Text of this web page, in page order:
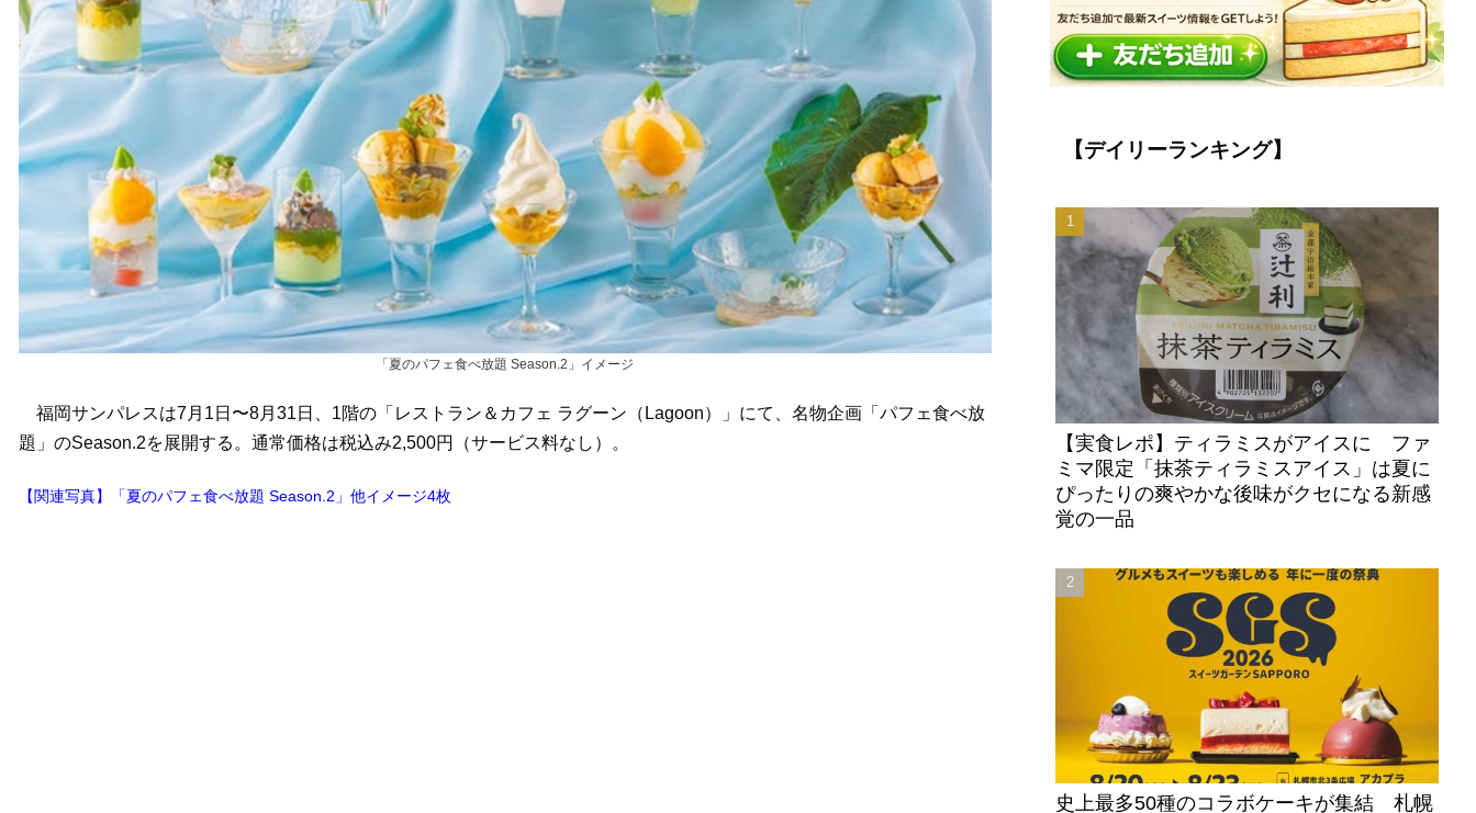
「夏のパフェ食べ放題 Season.2」イメージ
福岡サンパレスは7月1日〜8月31日、1階の「レストラン＆カフェ ラグーン（Lagoon）」にて、名物企画「パフェ食べ放
題」のSeason.2を展開する。通常価格は税込み2,500円（サービス料なし）。
【関連写真】「夏のパフェ食べ放題 Season.2」他イメージ4枚
【デイリーランキング】
【実食レポ】ティラミスがアイスに ファ
ミマ限定「抹茶ティラミスアイス」は夏に
ぴったりの爽やかな後味がクセになる新感
覚の一品
史上最多50種のコラボケーキが集結 札幌